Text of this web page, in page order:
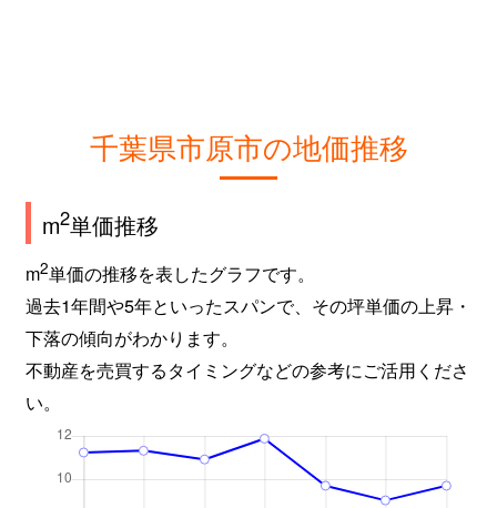
千葉県市原市の地価推移
m2単価推移
m2単価の推移を表したグラフです。
過去1年間や5年といったスパンで、その坪単価の上昇・
下落の傾向がわかります。
不動産を売買するタイミングなどの参考にご活用くださ
い。